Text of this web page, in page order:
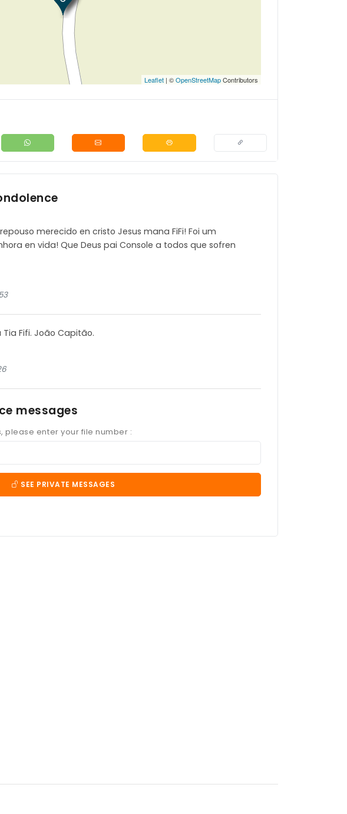
Leaflet| ©OpenStreetMapContributors
merecido en cristo Jesus mana FiFi! Foi um
en vida! Que Deus pai Console a todos que sofren
Fifi. João Capitão.
messages
please enter your file number :
SEE PRIVATE MESSAGES